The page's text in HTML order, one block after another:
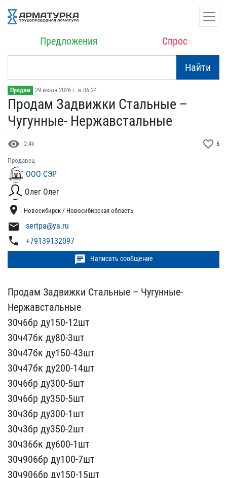
Предложения Спрос
Найти
Продам 29 июля 2026 г. в 06:24
Продам Задвижки Стальные​ –
Чугунные- Нержавсталь​ные
visibility 2.4k favorite_border 6
Продавец
ООО СЭР
Олег Олег
location_on Новосибирск / Новосибирская область
mail sertpa@ya.ru
phone +79139132097
chat Написать сообщение
Продам Задвижки Стальные​ – Чугунные-
Нержавсталь​ные
30ч6бр ду150-12шт
3​0ч47бк ду80-3шт
30ч47бк​ ду150-43шт
30ч47бк ду20​0-14шт
30ч6бр ду300-5шт​
30ч6бр ду350-5шт
30ч3б​р ду300-1шт
30ч3бр ду35​0-2шт
30ч36бк ду600-1шт ​
30ч906бр ду100-7шт
30ч​906бр ду150-15шт